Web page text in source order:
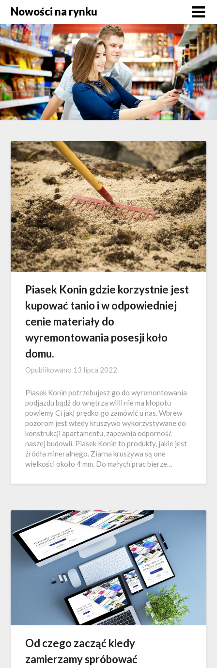
Skip
content
Nowości na rynku
Piasek Konin gdzie korzystnie jest
kupować tanio i w odpowiedniej
cenie materiały do
wyremontowania posesji koło
domu.
Opublikowano 13 lipca 2022
Piasek Konin potrzebujesz go do wyremontowania
podjazdu bądź do wnętrza willi nie ma kłopotu
powiemy Ci jak| prędko go zamówić u nas. Wbrew
pozorom jest wtedy kruszywo wykorzystywane do
konstrukcji apartamentu, zapewnia odporność
naszej budowli. Piasek Konin to produkty, jakie jest
źródła mineralnego. Ziarna kruszywa są one
wielkości około 4 mm. Do małych prac bierze…
Od czego zacząć kiedy
zamierzamy spróbować